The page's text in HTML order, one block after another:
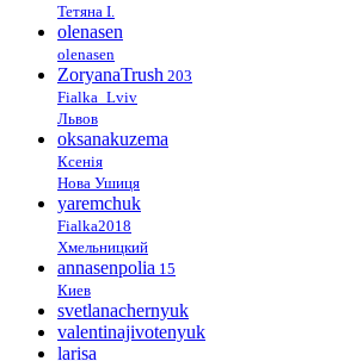
Тетяна І.
olenasen
olenasen
ZoryanaTrush 203
Fialka_Lviv
Львов
oksanakuzema
Ксенія
Нова Ушиця
yaremchuk
Fialka2018
Хмельницкий
annasenpolia 15
Киев
svetlanachernyuk
valentinajivotenyuk
larisa